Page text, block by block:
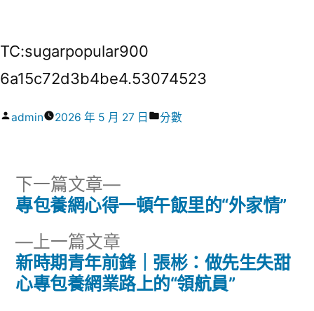
TC:sugarpopular900
6a15c72d3b4be4.53074523
作
admin 2026 年 5 月 27 日
分
分數
文
章
導
上一篇文章
一
篇
新時期青年前鋒｜張彬：做先生失甜
心專包養網業路上的“領航員”
下一篇文章
下
一
章:
專包養網心得一頓午飯里的“外家情”